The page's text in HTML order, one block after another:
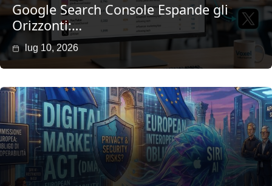
Google Search Console Espande gli
Orizzonti:…
lug 10, 2026